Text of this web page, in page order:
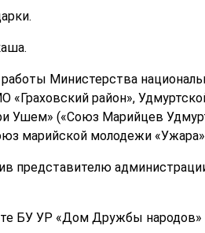
Министерства
район»,
Ушем» («Союз Марийцев
марийской молодежи «Ужара»
представителю
БУ УР «Дом Дружбы народов»